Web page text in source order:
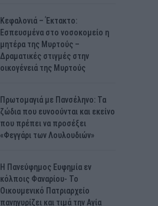
Κεφαλονιά – Έκτακτο:
Εσπευσμένα στο νοσοκομείο η
μητέρα της Μυρτούς –
Δραματικές στιγμές στην
οικογένειά της Μυρτούς
Πρωτομαγιά με Πανσέληνο: Τα
ζώδια που ευνοούνται και εκείνο
που πρέπει να προσέξει
«Φεγγάρι των Λουλουδιών»
H Πανεύφημος Ευφημία εν
κόλποις Φαναρίου- Το
Οικουμενικό Πατριαρχείο
πανηγυρίζει και τιμά την Αγία